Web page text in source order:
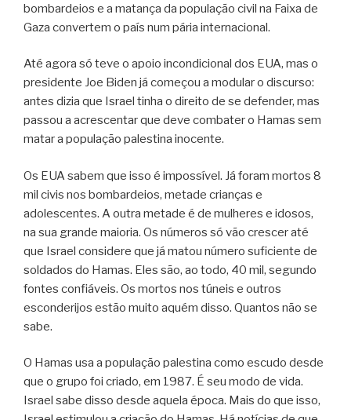
bombardeios e a matança da população civil na Faixa de
Gaza convertem o país num pária internacional.
Até agora só teve o apoio incondicional dos EUA, mas o
presidente Joe Biden já começou a modular o discurso:
antes dizia que Israel tinha o direito de se defender, mas
passou a acrescentar que deve combater o Hamas sem
matar a população palestina inocente.
Os EUA sabem que isso é impossível. Já foram mortos 8
mil civis nos bombardeios, metade crianças e
adolescentes. A outra metade é de mulheres e idosos,
na sua grande maioria. Os números só vão crescer até
que Israel considere que já matou número suficiente de
soldados do Hamas. Eles são, ao todo, 40 mil, segundo
fontes confiáveis. Os mortos nos túneis e outros
esconderijos estão muito aquém disso. Quantos não se
sabe.
O Hamas usa a população palestina como escudo desde
que o grupo foi criado, em 1987. É seu modo de vida.
Israel sabe disso desde aquela época. Mais do que isso,